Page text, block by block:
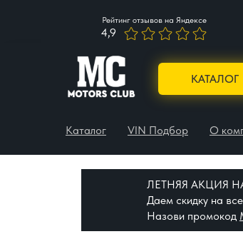
Рейтинг отзывов на Яндексе
4,9
КАТАЛОГ
Каталог VIN Подбор О
ЛЕТНЯЯ АКЦИЯ
Даем скидку на
Назови промокод